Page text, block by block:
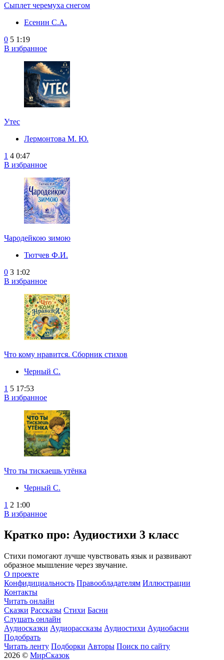
Сыплет черемуха снегом
Есенин С.А.
0 5 1:19
В избранное
Утес
Лермонтова М. Ю.
1 4 0:47
В избранное
Чародейкою зимою
Тютчев Ф.И.
0 3 1:02
В избранное
Что кому нравится. Сборник стихов
Черный С.
1 5 17:53
В избранное
Что ты тискаешь утёнка
Черный С.
1 2 1:00
В избранное
Кратко про: Аудиостихи 3 класс
Стихи помогают лучше чувствовать язык и развивают
образное мышление через звучание.
О проекте
Конфидициальность Правообладателям Иллюстрации
Контакты
Читать онлайн
Сказки Рассказы Стихи Басни
Слушать онлайн
Аудиосказки Аудиорассказы Аудиостихи Аудиобасни
Подобрать
Читать ленту Подборки Авторы Поиск по сайту
2026 © МирСказок